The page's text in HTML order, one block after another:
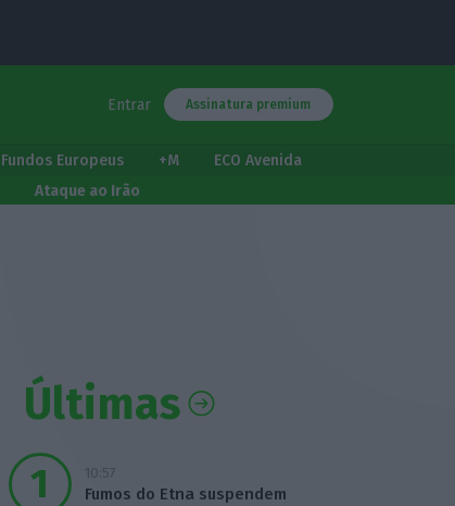
Entrar Assinatura premium
Fundos Europeus +M
ECO Avenida
Ataque ao Irão
Últimas
10:57
Fumos do Etna suspendem